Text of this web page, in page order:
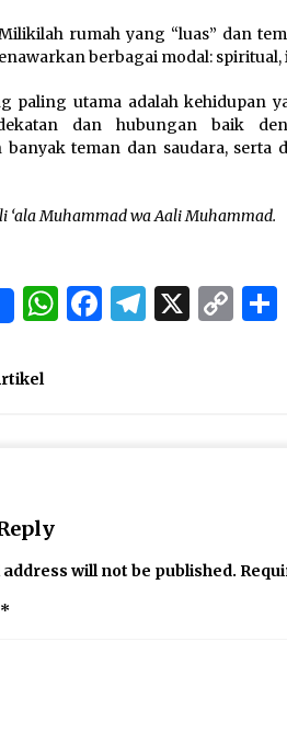
Milikilah rumah yang “luas” dan
berbagai modal:
paling utama adalah kehidupan
dan hubungan baik
banyak teman dan saudara,
‘ala Muhammad wa Aali Muhammad.
WhatsApp
Facebook
Telegram
X
will not be published.
*